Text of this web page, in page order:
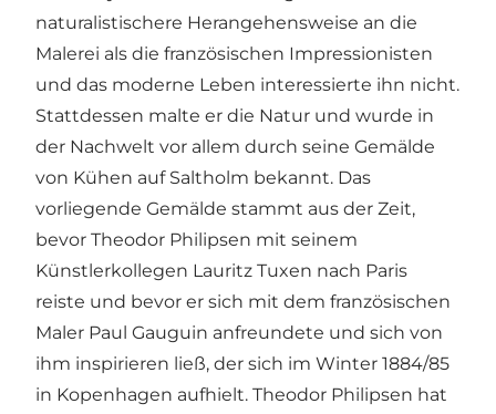
naturalistischere Herangehensweise an die
Malerei als die französischen Impressionisten
und das moderne Leben interessierte ihn nicht.
Stattdessen malte er die Natur und wurde in
der Nachwelt vor allem durch seine Gemälde
von Kühen auf Saltholm bekannt. Das
vorliegende Gemälde stammt aus der Zeit,
bevor Theodor Philipsen mit seinem
Künstlerkollegen Lauritz Tuxen nach Paris
reiste und bevor er sich mit dem französischen
Maler Paul Gauguin anfreundete und sich von
ihm inspirieren ließ, der sich im Winter 1884/85
in Kopenhagen aufhielt. Theodor Philipsen hat